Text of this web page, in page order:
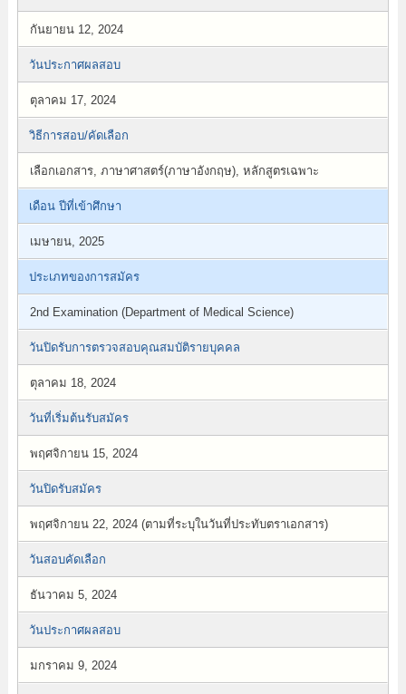
กันยายน 12, 2024
วันประกาศผลสอบ
ตุลาคม 17, 2024
วิธีการสอบ/คัดเลือก
เลือกเอกสาร, ภาษาศาสตร์(ภาษาอังกฤษ), หลักสูตรเฉพาะ
เดือน ปีที่เข้าศึกษา
เมษายน, 2025
ประเภทของการสมัคร
2nd Examination (Department of Medical Science)
วันปิดรับการตรวจสอบคุณสมบัติรายบุคคล
ตุลาคม 18, 2024
วันที่เริ่มต้นรับสมัคร
พฤศจิกายน 15, 2024
วันปิดรับสมัคร
พฤศจิกายน 22, 2024 (ตามที่ระบุในวันที่ประทับตราเอกสาร)
วันสอบคัดเลือก
ธันวาคม 5, 2024
วันประกาศผลสอบ
มกราคม 9, 2024